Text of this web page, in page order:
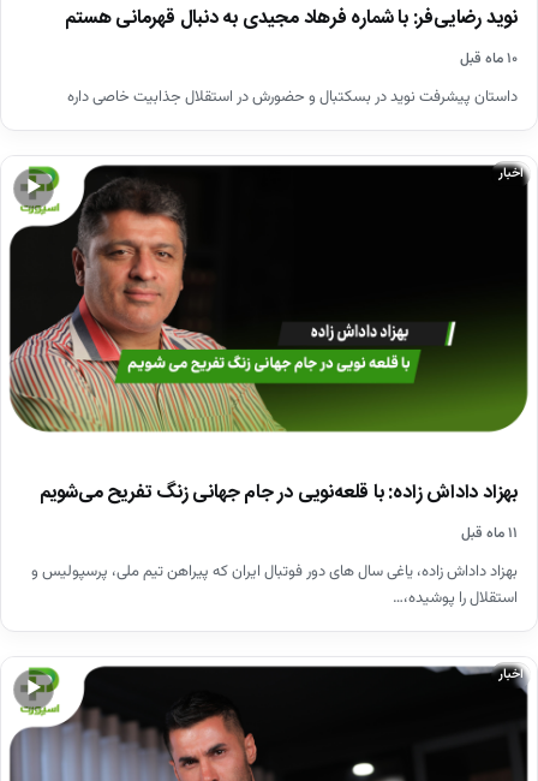
نوید رضایی‌فر: با شماره فرهاد مجیدی به دنبال قهرمانی هستم
۱۰ ماه قبل
داستان‌ پیشرفت نوید در بسکتبال و حضورش در استقلال جذابیت خاصی داره
▶
اخبار
بهزاد داداش زاده: با قلعه‌نویی در جام جهانی زنگ تفریح می‌شویم
۱۱ ماه قبل
بهزاد داداش زاده، یاغی سال های دور فوتبال ایران که پیراهن تیم ملی، پرسپولیس و
استقلال را پوشیده،…
▶
اخبار